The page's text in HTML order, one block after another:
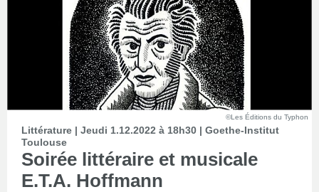
©Les Éditions du Typhon
Littérature | Jeudi 1.12.2022 à 18h30 | Goethe-Institut
Toulouse
Soirée littéraire et musicale
E.T.A. Hoffmann